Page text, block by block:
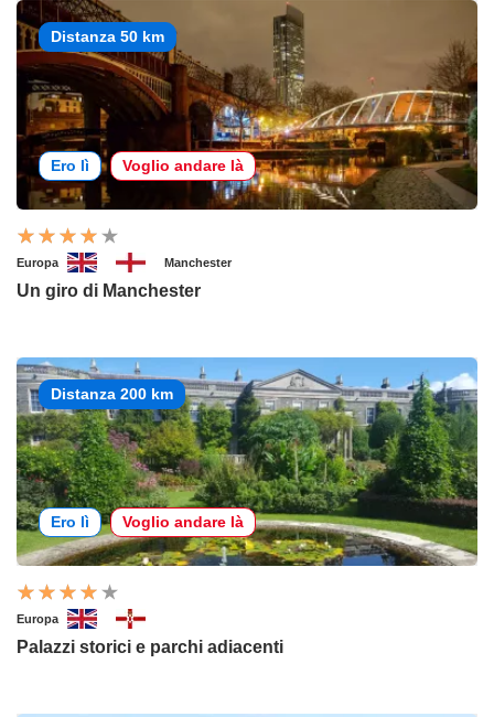
Distanza 50 km
Ero lì Voglio andare là
Europa Manchester
Un giro di Manchester
Distanza 200 km
Ero lì Voglio andare là
Europa
Palazzi storici e parchi adiacenti